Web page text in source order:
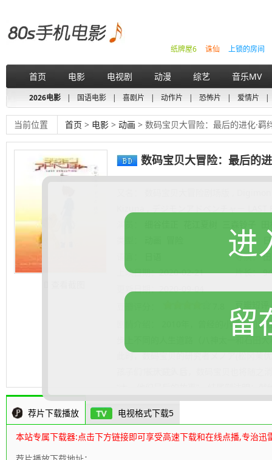
上锁的房间
诛仙
纸牌屋6
首页 电影 电视剧 动漫 综艺 音乐MV
2026电影 | 国语电影 | 喜剧片 | 动作片 | 恐怖片 | 爱情片 |
当前位置 首页 > 电影 > 动画 > 数码宝贝大冒险：最后的进化·羁
数码宝贝大冒险：最后的
演员：
地区：
导演：
上映日期：2020-02-21 片长：
豆瓣短评
2010年，曾经的小学生们已
步上不同的人生道路（八神太一和石田
此时，数码宝贝的研究者メノア(松冈茉
“孩子”们，还有亚古兽注视着长大成人
呢”。80s高清电影下载网
荐片下载播放 电视格式下载5
本站专属下载器:点击下方链接即可享受高速下载和在线点播,专治迅
进
留